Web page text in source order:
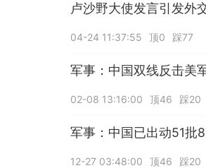
卢沙野大使发言引发外
04-24 11:37:55 顶0 踩77
军事：中国双线反击美
02-08 13:16:00 顶46 踩20
军事：中国已出动51批
12-27 03:48:00 顶46 踩20